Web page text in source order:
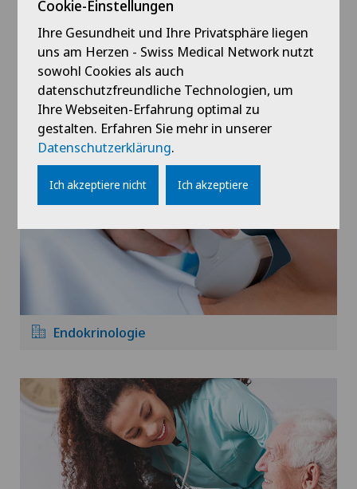
Diabetologie
Endokrinologie
Cookie-Einstellungen
Ihre Gesundheit und Ihre Privatsphäre liegen
uns am Herzen - Swiss Medical Network nutzt
sowohl Cookies als auch
datenschutzfreundliche Technologien, um
Ihre Webseiten-Erfahrung optimal zu
gestalten. Erfahren Sie mehr in unserer
Datenschutzerklärung.
Ich akzeptiere nicht Ich akzeptiere